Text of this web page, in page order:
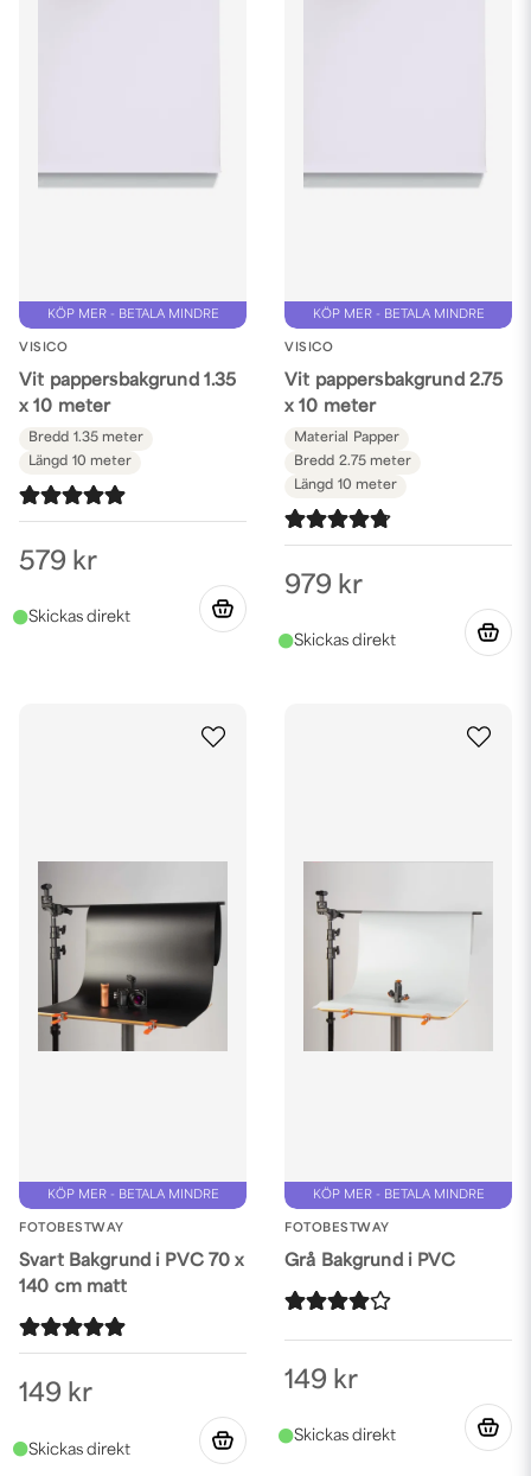
• lila tygbakgrund
• röd tygbakgrund
En foto backdrop i tyg kan tvättas och strykas och är ett hållbart
alternativ för foto- och produktfotostudion.
KÖP MER - BETALA MINDRE
VISICO
Vit pappersbakgrund 1.35
x 10 meter
Bredd 1.35 meter
Längd 10 meter
579 kr
KÖP MER - BETALA MINDRE
VISICO
Vit pappersbakgrund 2.75
x 10 meter
Material
Papper
Bredd 2.75 meter
Längd 10 meter
979 kr
KÖP MER - BETALA MINDRE
FOTOBESTWAY
Svart Bakgrund i PVC 70 x
140 cm matt
149 kr
KÖP MER - BETALA MINDRE
FOTOBESTWAY
Grå Bakgrund i PVC
149 kr